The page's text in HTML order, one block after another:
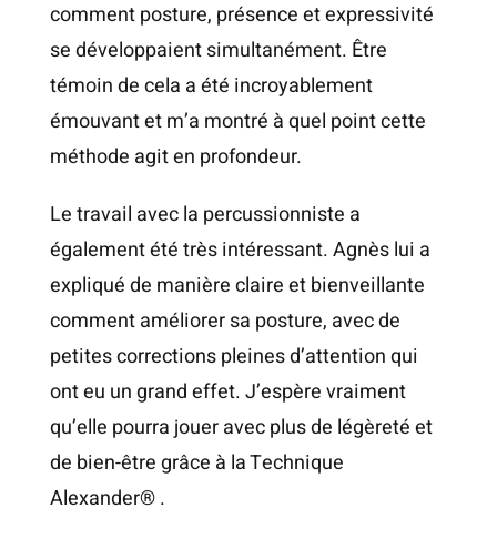
comment posture, présence et expressivité
se développaient simultanément. Être
témoin de cela a été incroyablement
émouvant et m’a montré à quel point cette
méthode agit en profondeur.
Le travail avec la percussionniste a
également été très intéressant. Agnès lui a
expliqué de manière claire et bienveillante
comment améliorer sa posture, avec de
petites corrections pleines d’attention qui
ont eu un grand effet. J’espère vraiment
qu’elle pourra jouer avec plus de légèreté et
de bien-être grâce à la Technique
Alexander® .